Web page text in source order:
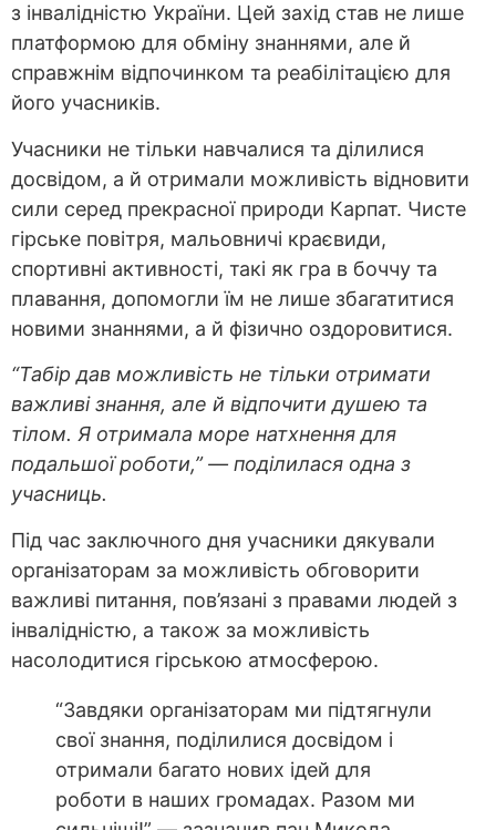
з інвалідністю України. Цей захід став не лише
платформою для обміну знаннями, але й
справжнім відпочинком та реабілітацією для
його учасників.
Учасники не тільки навчалися та ділилися
досвідом, а й отримали можливість відновити
сили серед прекрасної природи Карпат. Чисте
гірське повітря, мальовничі краєвиди,
спортивні активності, такі як гра в боччу та
плавання, допомогли їм не лише збагатитися
новими знаннями, а й фізично оздоровитися.
“Табір дав можливість не тільки отримати
важливі знання, але й відпочити душею та
тілом. Я отримала море натхнення для
подальшої роботи,” — поділилася одна з
учасниць.
Під час заключного дня учасники дякували
організаторам за можливість обговорити
важливі питання, пов’язані з правами людей з
інвалідністю, а також за можливість
насолодитися гірською атмосферою.
“Завдяки організаторам ми підтягнули
свої знання, поділилися досвідом і
отримали багато нових ідей для
роботи в наших громадах. Разом ми